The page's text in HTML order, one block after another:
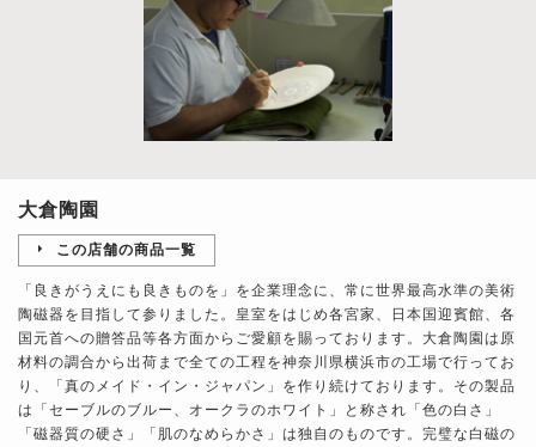
大倉陶園
この店舗の商品一覧
「良きがうえにも良きものを」を企業理念に、常に世界最高水準の美術
陶磁器を目指して参りました。皇室をはじめ各宮家、日本国迎賓館、各
国元首への贈答品等各方面からご愛顧を賜っております。大倉陶園は原
材料の調合から出荷まで全ての工程を神奈川県横浜市の工場で行ってお
り、「真のメイド・イン・ジャパン」を作り続けております。その製品
は「セーブルのブルー、オークラのホワイト」と称され「色の白さ」
「磁器質の硬さ」「肌のなめらかさ」は独自のものです。完璧な白磁の